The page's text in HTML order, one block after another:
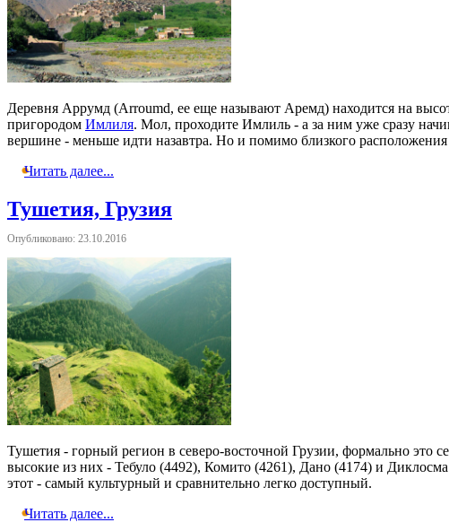
Деревня Аррумд (Arroumd, ее еще называют Аремд) находится на
пригородом Имлиля. Мол, проходите Имлиль - а за ним уже сразу
вершине - меньше идти назавтра. Но и помимо близкого
Читать далее...
Тушетия, Грузия
Опубликовано: 23.10.2016
Тушетия - горный регион в северо-восточной Грузии, формально это
высокие из них - Тебуло (4492), Комито (4261), Дано (4174) и
этот - самый культурный и сравнительно легко доступный.
Читать далее...